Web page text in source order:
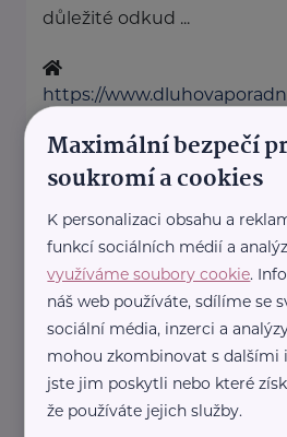
důležité odkud ...
https://
info@dluhovaporadna.cz
HOST Home-Start
HOST Home-Start Česká
republika je nezisková
organizace, která již více
let podporuje rodiny ...
Maximální bezpečí
soukromí a cookies
K personalizaci obsahu a
funkcí sociálních médií a
využíváme soubory cookie.
náš web používáte, sdílíme se
sociální média, inzerci a
mohou zkombinovat s dalšími
jste jim poskytli nebo které
že používáte jejich služby.